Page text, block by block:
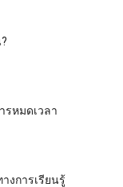
หมดเวลา
งการเรียนรู้